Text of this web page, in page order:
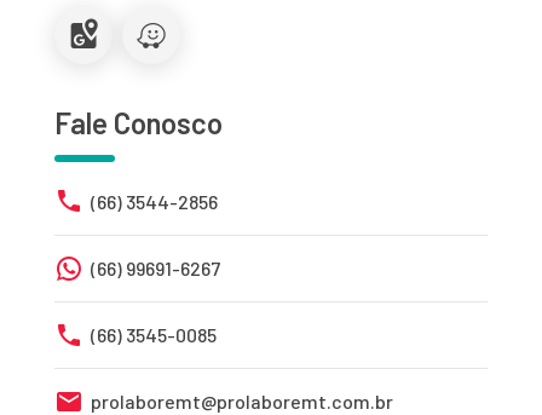
Fale Conosco
(66) 3544-2856
(66) 99691-6267
(66) 3545-0085
prolaboremt@prolaboremt.com.br